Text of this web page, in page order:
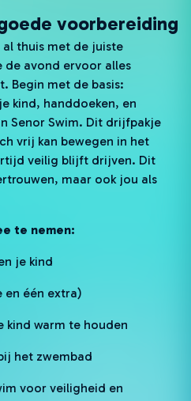
voorbereiding
thuis met de juiste
avond ervoor alles
Begin met de basis:
kind, handdoeken, en
Senor Swim. Dit drijfpakje
vrij kan bewegen in het
veilig blijft drijven. Dit
maar ook jou als
te nemen:
je kind
en één extra)
kind warm te houden
het zwembad
voor veiligheid en